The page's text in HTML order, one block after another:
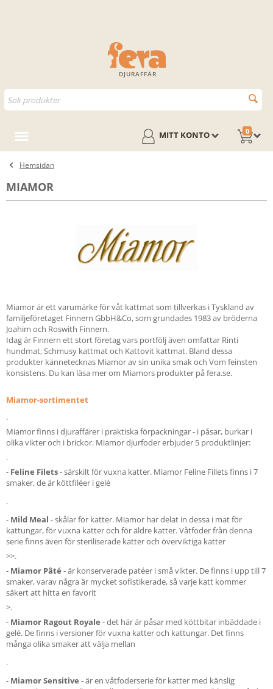
DJURAFFÄR
0
MITT KONTO
Hemsidan
MIAMOR
Miamor är ett varumärke för våt kattmat som tillverkas i Tyskland av
familjeföretaget Finnern GbbH&Co, som grundades 1983 av bröderna
Joahim och Roswith Finnern.
Idag är Finnern ett stort företag vars portfölj även omfattar Rinti
hundmat, Schmusy kattmat och Kattovit kattmat. Bland dessa
produkter kännetecknas Miamor av sin unika smak och Vom feinsten
konsistens. Du kan läsa mer om Miamors produkter på fera.se.
Miamor-sortimentet
.
Miamor finns i djuraffärer i praktiska förpackningar - i påsar, burkar i
olika vikter och i brickor. Miamor djurfoder erbjuder 5 produktlinjer:
.
- Feline Filets- särskilt för vuxna katter. Miamor Feline Fillets finns i 7
smaker, de är köttfiléer i gelé
.
- Mild Meal - skålar för katter. Miamor har delat in dessa i mat för
kattungar, för vuxna katter och för äldre katter. Våtfoder från denna
serie finns även för steriliserade katter och överviktiga katter
>>.
- Miamor Pâté - är konserverade patéer i små vikter. De finns i upp till 7
smaker, varav några är mycket sofistikerade, så varje katt kommer
säkert att hitta en favorit
>.
- Miamor Ragout Royale - det här är påsar med köttbitar inbäddade i
gelé. De finns i versioner för vuxna katter och kattungar. Det finns
många olika smaker att välja mellan
.
- MiamorSensitive - är en våtfoderserie för katter med känslig